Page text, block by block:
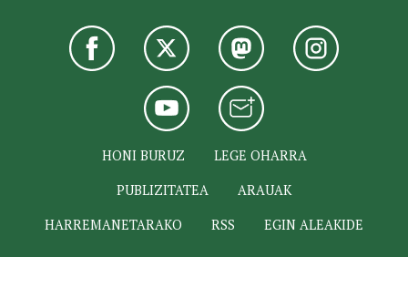
HONI BURUZ
LEGE OHARRA
PUBLIZITATEA
ARAUAK
HARREMANETARAKO
RSS EGIN ALEAKIDE